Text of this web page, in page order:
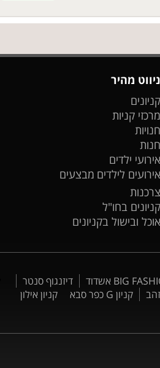
ניווט מהיר
קניונים
מרכזי קניות
חנויות
חנות
אירועי ילדים
אירועים לילדים מבצעים
צרכנות
קניונים בחו"ל
אוכל ובישול בקניונים
דיזנגוף סנטר
קניון G כפר סבא קניון אילון